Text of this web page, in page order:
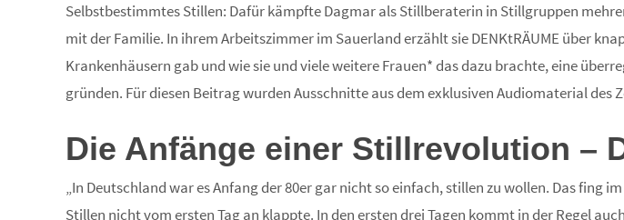
Selbstbestimmtes Stillen: Dafür kämpfte Dagmar als Stillberaterin in Stillgruppen
mit der Familie. In ihrem Arbeitszimmer im Sauerland erzählt sie DENKtRÄUME über
Krankenhäusern gab und wie sie und viele weitere Frauen* das dazu brachte, eine
gründen. Für diesen Beitrag wurden Ausschnitte aus dem exklusiven Audiomaterial
Die Anfänge einer Stillrevolution –
„In Deutschland war es Anfang der 80er gar nicht so einfach, stillen zu wollen. Das fing
Stillen nicht vom ersten Tag an klappte. In den ersten drei Tagen kommt in der Regel